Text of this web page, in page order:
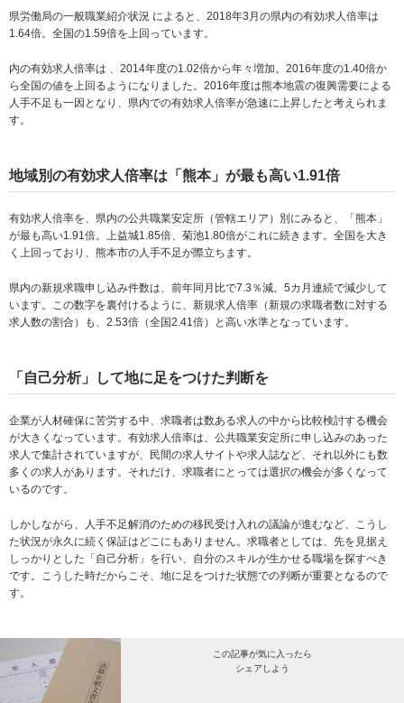
県労働局の一般職業紹介状況 によると、2018年3月の県内の有効求人倍率は
1.64倍。全国の1.59倍を上回っています。
内の有効求人倍率は 、2014年度の1.02倍から年々増加。2016年度の1.40倍か
ら全国の値を上回るようになりました。2016年度は熊本地震の復興需要による
人手不足も一因となり、県内での有効求人倍率が急速に上昇したと考えられま
す。
地域別の有効求人倍率は「熊本」が最も高い1.91倍
有効求人倍率を、県内の公共職業安定所（管轄エリア）別にみると、「熊本」
が最も高い1.91倍。上益城1.85倍、菊池1.80倍がこれに続きます。全国を大き
く上回っており、熊本市の人手不足が際立ちます。
県内の新規求職申し込み件数は、前年同月比で7.3％減。5カ月連続で減少して
います。この数字を裏付けるように、新規求人倍率（新規の求職者数に対する
求人数の割合）も、2.53倍（全国2.41倍）と高い水準となっています。
「自己分析」して地に足をつけた判断を
企業が人材確保に苦労する中、求職者は数ある求人の中から比較検討する機会
が大きくなっています。有効求人倍率は、公共職業安定所に申し込みのあった
求人で集計されていますが、民間の求人サイトや求人誌など、それ以外にも数
多くの求人があります。それだけ、求職者にとっては選択の機会が多くなって
いるのです。
しかしながら、人手不足解消のための移民受け入れの議論が進むなど、こうし
た状況が永久に続く保証はどこにもありません。求職者としては、先を見据え
しっかりとした「自己分析」を行い、自分のスキルが生かせる職場を探すべき
です。こうした時だからこそ、地に足をつけた状態での判断が重要となるので
す。
この記事が気に入ったら
シェアしよう